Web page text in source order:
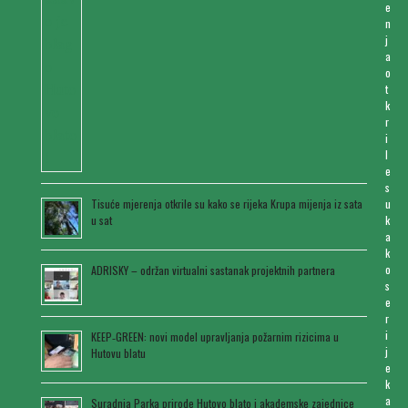
Tisuće mjerenja otkrile su kako se rijeka Krupa mijenja iz sata
u sat
ADRISKY – održan virtualni sastanak projektnih partnera
KEEP‑GREEN: novi model upravljanja požarnim rizicima u
Hutovu blatu
Suradnja Parka prirode Hutovo blato i akademske zajednice
e
n
j
a
o
t
k
r
i
l
e
s
u
k
a
k
o
s
e
r
i
j
e
k
a